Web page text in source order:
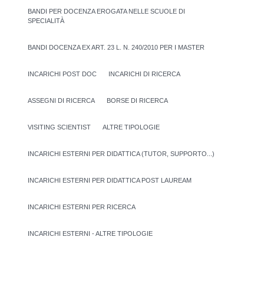
BANDI PER DOCENZA EROGATA NELLE SCUOLE DI
SPECIALITÀ
BANDI DOCENZA EX ART. 23 L. N. 240/2010 PER I MASTER
INCARICHI POST DOC INCARICHI DI RICERCA
ASSEGNI DI RICERCA BORSE DI RICERCA
VISITING SCIENTIST ALTRE TIPOLOGIE
INCARICHI ESTERNI PER DIDATTICA (TUTOR, SUPPORTO...)
INCARICHI ESTERNI PER DIDATTICA POST LAUREAM
INCARICHI ESTERNI PER RICERCA
INCARICHI ESTERNI - ALTRE TIPOLOGIE